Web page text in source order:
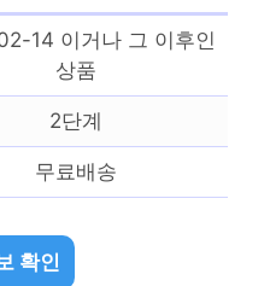
14 이거나 그 이후인
상품
2단계
무료배송
확인